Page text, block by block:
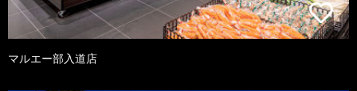
マルエー部入道店